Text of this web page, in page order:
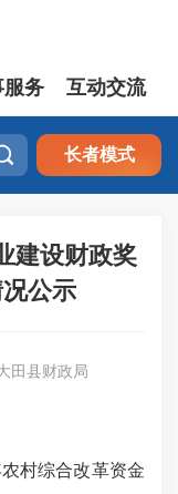
服务 互动交流
长者模式
建设财政奖
公示
田县财政局
农村综合改革资金